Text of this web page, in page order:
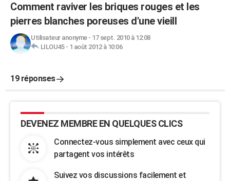
Comment raviver les briques rouges et les
pierres blanches poreuses d'une vieill
Utilisateur anonyme- 17 sept. 2010 à 12:08
LILOU45- 1 août 2012 à 10:06
19 réponses
DEVENEZ MEMBRE EN QUELQUES CLICS
Connectez-vous simplement avec ceux qui
partagent vos intérêts
Suivez vos discussions facilement et